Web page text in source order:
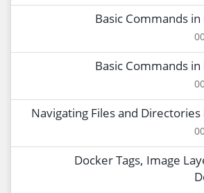
9. Docker Tags, Image